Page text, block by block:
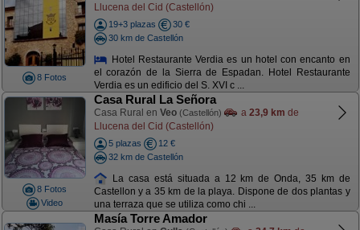
8 Fotos
Llucena del Cid (Castellón)
19+3 plazas
30 €
30 km de Castellón
Hotel Restaurante Verdia es un hotel con encanto en
el corazón de la Sierra de Espadan. Hotel Restaurante
Verdia es un edificio del S. XVI c ...
8 Fotos
Video
Casa Rural La Señora
Casa Rural en Veo (Castellón) a 23,9 km de
Llucena del Cid (Castellón)
5 plazas
12 €
32 km de Castellón
La casa está situada a 12 km de Onda, 35 km de
Castellon y a 35 km de la playa. Dispone de dos plantas y
una terraza que se utiliza como chi ...
Masía Torre Amador